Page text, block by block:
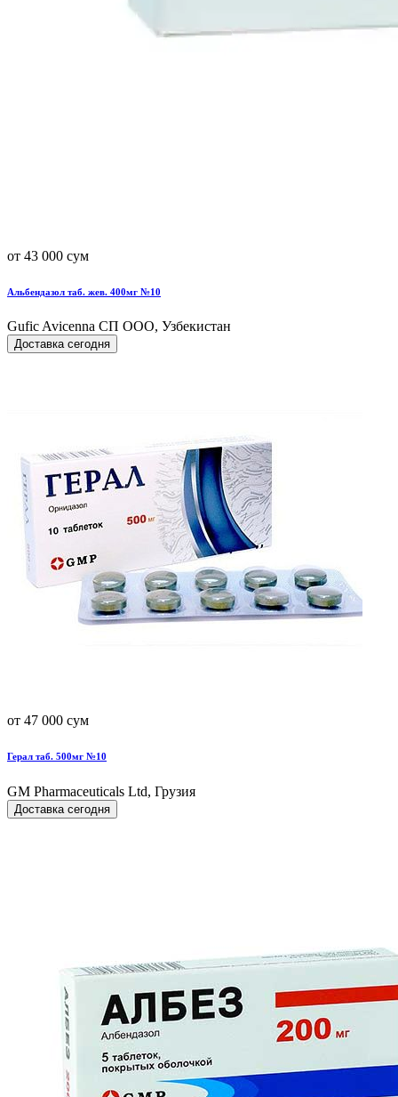
от 43 000 сум
Альбендазол таб. жев. 400мг №10
Gufic Avicenna СП ООО, Узбекистан
Доставка сегодня
от 47 000 сум
Герал таб. 500мг №10
GM Pharmaceuticals Ltd, Грузия
Доставка сегодня